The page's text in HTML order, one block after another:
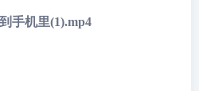
手机里(1).mp4